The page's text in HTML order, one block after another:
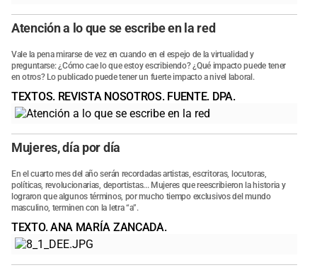
Atención a lo que se escribe en la red
Vale la pena mirarse de vez en cuando en el espejo de la virtualidad y
preguntarse: ¿Cómo cae lo que estoy escribiendo? ¿Qué impacto puede tener
en otros? Lo publicado puede tener un fuerte impacto a nivel laboral.
TEXTOS. REVISTA NOSOTROS. FUENTE. DPA.
Mujeres, día por día
En el cuarto mes del año serán recordadas artistas, escritoras, locutoras,
políticas, revolucionarias, deportistas... Mujeres que reescribieron la historia y
lograron que algunos términos, por mucho tiempo exclusivos del mundo
masculino, terminen con la letra “a”.
TEXTO. ANA MARÍA ZANCADA.